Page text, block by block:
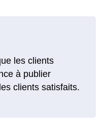
les clients
à publier
clients satisfaits.